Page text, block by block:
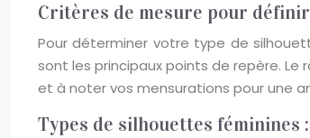
Critères de mesure pour
Pour déterminer votre type de
sont les principaux points de repère.
et à noter vos mensurations pour une
Types de silhouettes féminines